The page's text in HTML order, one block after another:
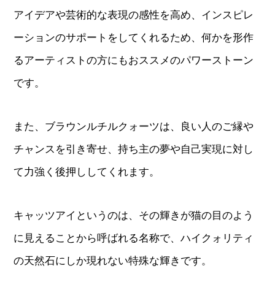
アイデアや芸術的な表現の感性を高め、インスピレ
ーションのサポートをしてくれるため、何かを形作
るアーティストの方にもおススメのパワーストーン
です。
また、ブラウンルチルクォーツは、良い人のご縁や
チャンスを引き寄せ、持ち主の夢や自己実現に対し
て力強く後押ししてくれます。
キャッツアイというのは、その輝きが猫の目のよう
に見えることから呼ばれる名称で、ハイクォリティ
の天然石にしか現れない特殊な輝きです。